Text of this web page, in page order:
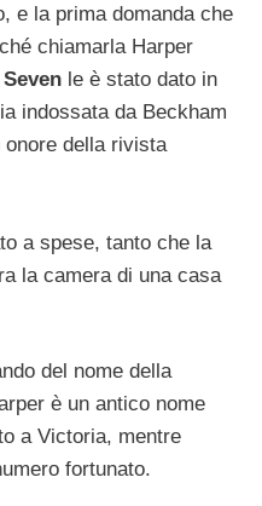
e la prima domanda che
chiamarla Harper
Seven le è stato dato in
indossata da Beckham
onore della rivista
a spese, tanto che la
la camera di una casa
del nome della
è un antico nome
a Victoria, mentre
fortunato.